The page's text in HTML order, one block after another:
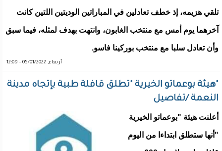
تلقي هزيمه، إذ خطف تعادلين في المباراتين الوديتين اللتين كانت
آخرهما يوم أمس مع منتخب الغابون، وانتهت بهدف لمثله، فيما سبق
وأن تعادل سلبا مع منتخب بوركينا فاسو.
أربعاء, 05/01/2022 - 12:09
"هيئة بوعماتو الخيرية "تطلق قافلة طبية بإتجاه مدينة
النعمة /تفاصيل
أعلنت هيئة "بوعماتو الخيرية
"أنها ستطلق ابتداءا من اليوم